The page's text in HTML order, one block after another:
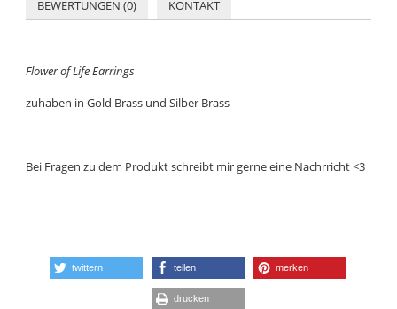
BEWERTUNGEN (0)
KONTAKT
Flower of Life Earrings
zuhaben in Gold Brass und Silber Brass
Bei Fragen zu dem Produkt schreibt mir gerne eine Nachrricht <3
twittern teilen merken
drucken